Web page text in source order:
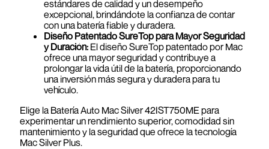
estándares de calidad y un desempeño
excepcional, brindándote la confianza de contar
con una batería fiable y duradera.
Diseño Patentado SureTop para Mayor Seguridad
y Duración: El diseño SureTop patentado por Mac
ofrece una mayor seguridad y contribuye a
prolongar la vida útil de la batería, proporcionando
una inversión más segura y duradera para tu
vehículo.
Elige la Batería Auto Mac Silver 42IST750ME para
experimentar un rendimiento superior, comodidad sin
mantenimiento y la seguridad que ofrece la tecnología
Mac Silver Plus.